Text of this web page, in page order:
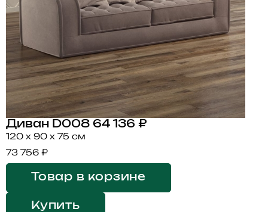
Диван D008 64 136 ₽
120 x 90 x 75 см
73 756 ₽
Товар в корзине
Купить